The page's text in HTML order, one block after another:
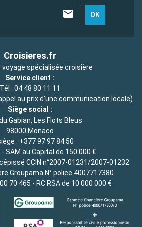
OK
Croisieres.fr
voyage spécialisée croisière
Service client :
Tél : 04 48 80 11 11
au prix d'une communication locale)
Siège social :
Gabian, Les Flots Bleus
98000 Monaco
: +377 97 97 84 50
- SAM au Capital de 150 000 €
CCIN n°2007-01231/2007-01232
Groupama N° police 4007717380
70 465 - RC RSA de 10 000 000 €